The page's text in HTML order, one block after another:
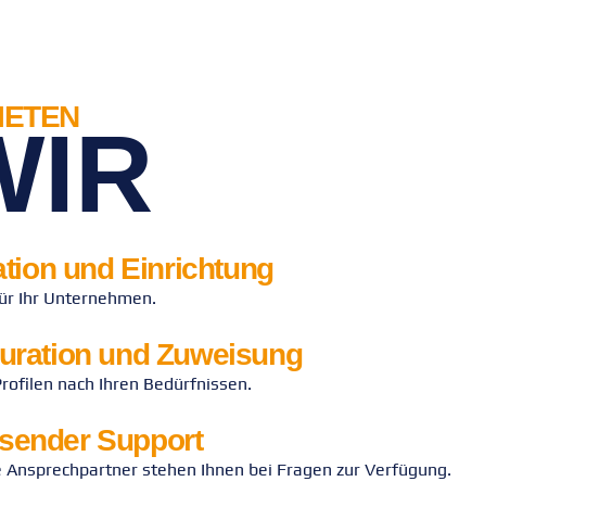
und Einrichtung
Ihr Unternehmen.
und Zuweisung
nach Ihren Bedürfnissen.
Support
Ansprechpartner stehen Ihnen bei Fragen zur Verfügung.